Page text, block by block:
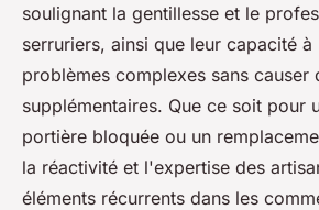
soulignant la gentillesse et le
serruriers, ainsi que leur capacité
problèmes complexes sans causer
supplémentaires. Que ce soit pour
portière bloquée ou un
la réactivité et l'expertise des
éléments récurrents dans les